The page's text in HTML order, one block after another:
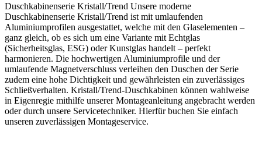
Duschkabinenserie Kristall/Trend Unsere moderne
Duschkabinenserie Kristall/Trend ist mit umlaufenden
Aluminiumprofilen ausgestattet, welche mit den Glaselementen –
ganz gleich, ob es sich um eine Variante mit Echtglas
(Sicherheitsglas, ESG) oder Kunstglas handelt – perfekt
harmonieren. Die hochwertigen Aluminiumprofile und der
umlaufende Magnetverschluss verleihen den Duschen der Serie
zudem eine hohe Dichtigkeit und gewährleisten ein zuverlässiges
Schließverhalten. Kristall/Trend-Duschkabinen können wahlweise
in Eigenregie mithilfe unserer Montageanleitung angebracht werden
oder durch unsere Servicetechniker. Hierfür buchen Sie einfach
unseren zuverlässigen Montageservice.